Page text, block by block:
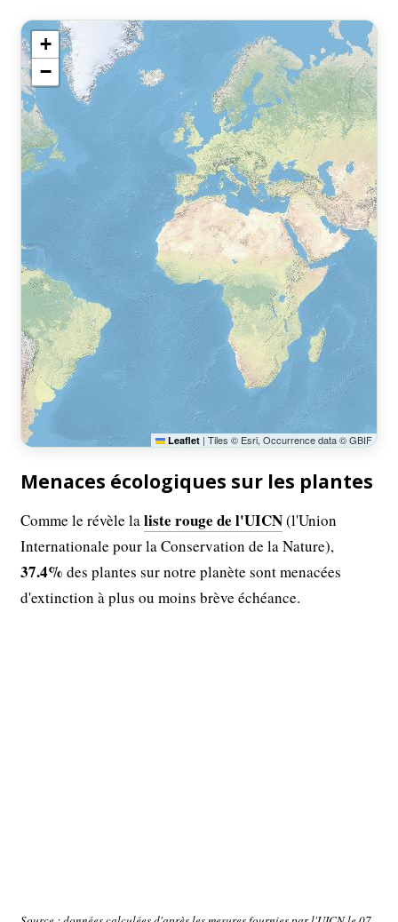
+
−
Leaflet | Tiles © Esri, Occurrence data © GBIF
Menaces écologiques sur les plantes
Comme le révèle laliste rouge de l'UICN(l'Union
Internationale pour la Conservation de la Nature),
37.4% des plantes sur notre planète sont menacées
d'extinction à plus ou moins brève échéance.